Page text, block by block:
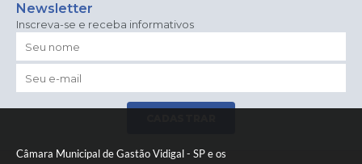
Câmara Municipal de Gastão Vidigal - SP e os
Newsletter
Inscreva-se e receba informativos